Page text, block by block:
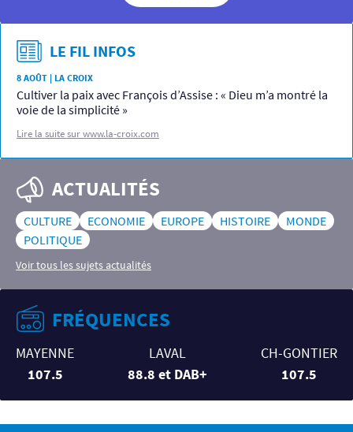
LE FIL INFOS
8 AOÛT | LA CROIX
Cultiver la paix avec François d’Assise : « Dieu m’a montré la
voie de la simplicité »
Lire la suite sur www.la-croix.com
ACTUALITÉS
CULTURE ECONOMIE EUROPE HISTOIRE
MONDE
POLITIQUE
Voir tous les sujets actualités
FRÉQUENCES
MAYENNE
107.5
LAVAL
88.8 et DAB+
CH-GONTIER
107.5